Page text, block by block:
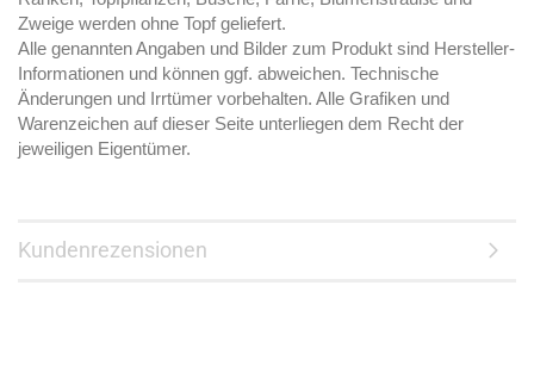
Zweige werden ohne Topf geliefert.
Alle genannten Angaben und Bilder zum Produkt sind Hersteller-
Informationen und können ggf. abweichen. Technische
Änderungen und Irrtümer vorbehalten. Alle Grafiken und
Warenzeichen auf dieser Seite unterliegen dem Recht der
jeweiligen Eigentümer.
Kundenrezensionen